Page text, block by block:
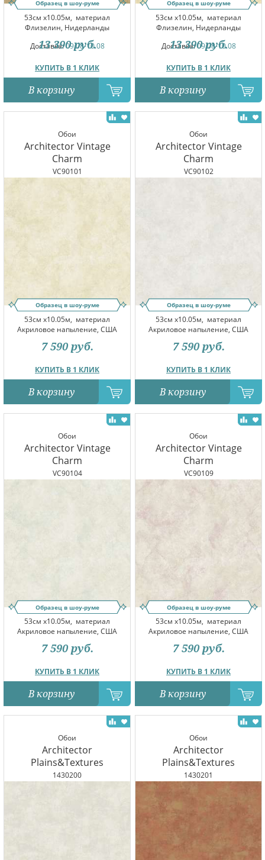
Образец в шоу-руме
53см x10.05м, материал
Флизелин, Нидерланды
Доставка:09.08-10.08
КУПИТЬ В 1 КЛИК
13 390 руб.
В корзину
Образец в шоу-руме
53см x10.05м, материал
Флизелин, Нидерланды
Доставка:09.08-10.08
КУПИТЬ В 1 КЛИК
13 390 руб.
В корзину
Обои
Architector Vintage
Charm
VC90101
Образец в шоу-руме
53см x10.05м, материал
Акриловое напыление, США
КУПИТЬ В 1 КЛИК
7 590 руб.
В корзину
Обои
Architector Vintage
Charm
VC90102
Образец в шоу-руме
53см x10.05м, материал
Акриловое напыление, США
КУПИТЬ В 1 КЛИК
7 590 руб.
В корзину
Обои
Architector Vintage
Charm
VC90104
Образец в шоу-руме
53см x10.05м, материал
Акриловое напыление, США
КУПИТЬ В 1 КЛИК
7 590 руб.
В корзину
Обои
Architector Vintage
Charm
VC90109
Образец в шоу-руме
53см x10.05м, материал
Акриловое напыление, США
КУПИТЬ В 1 КЛИК
7 590 руб.
В корзину
Обои
Architector
Plains&Textures
1430200
Обои
Architector
Plains&Textures
1430201